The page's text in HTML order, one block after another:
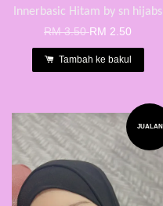
Innerbasic Hitam by sn hijabs
RM 3.50RM 2.50
Tambah ke bakul
JUALAN